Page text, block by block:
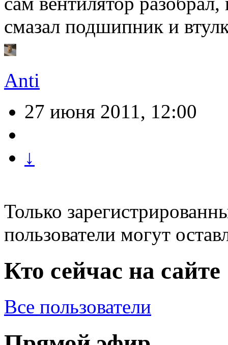
смазал подшипник и
Anti
27 июня 2011, 12:00
↓
Только
пользователи могут
Кто сейчас на сайте
Все пользователи